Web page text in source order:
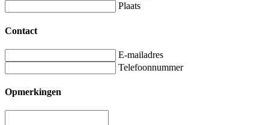
Plaats
Contact
E-mailadres
Telefoonnummer
Opmerkingen